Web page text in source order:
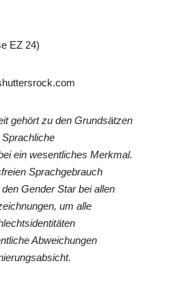
EZ 24)
gehört zu den Grundsätzen
ein wesentliches Merkmal.
Sprachgebrauch
Gender Star bei allen
um alle
Abweichungen